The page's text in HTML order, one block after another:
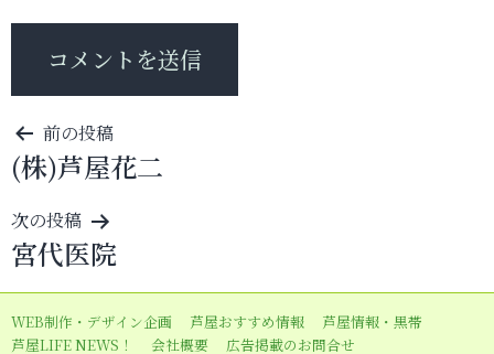
投
稿
ナ
ビ
ゲ
ー
シ
前の投稿
(株)芦屋花二
次の投稿
宮代医院
WEB制作・デザイン企画 芦屋おすすめ情報
芦屋情報・黒帯
芦屋LIFE NEWS！
会社概要 広告掲載のお問合せ